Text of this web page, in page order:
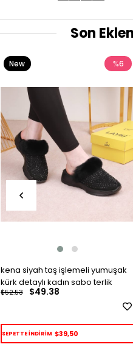
Son
kena siyah taş işlemeli yumuşak
kürk detaylı kadın sabo terlik
$49.38
$52.53
SEPETTE İNDİRİM $39,50
%6
New